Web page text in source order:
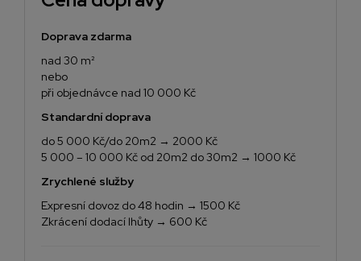
Doprava zdarma
nad 30 m²
nebo
při objednávce nad 10 000 Kč
Standardní doprava
do 5 000 Kč/do 20m2 → 2000 Kč
5 000 – 10 000 Kč od 20m2 do 30m2 → 1000 Kč
Zrychlené služby
Expresní dovoz do 48 hodin → 1500 Kč
Zkrácení dodací lhůty → 600 Kč